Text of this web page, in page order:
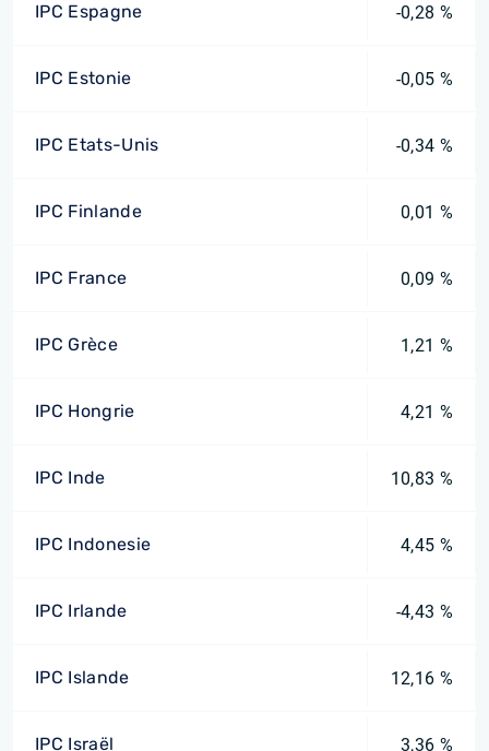
IPC Espagne -0,28 %
IPC Estonie -0,05 %
IPC Etats-Unis -0,34 %
IPC Finlande 0,01 %
IPC France 0,09 %
IPC Grèce 1,21 %
IPC Hongrie 4,21 %
IPC Inde 10,83 %
IPC Indonesie 4,45 %
IPC Irlande -4,43 %
IPC Islande 12,16 %
IPC Israël 3,36 %